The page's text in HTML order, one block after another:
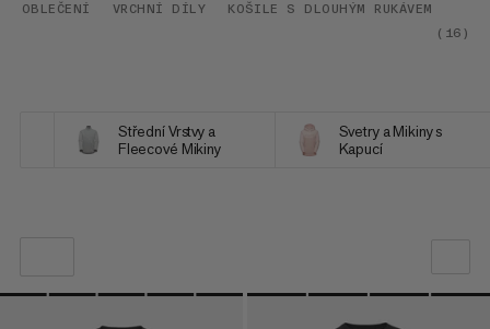
OBLEČENÍ VRCHNÍ DÍLY
KOŠILE S DLOUHÝM RUKÁVEM
( 16 )
Střední Vrstvy a
Fleecové Mikiny
Svetry a Mikiny s
Kapucí
NAŠE DOPORUČENÍ